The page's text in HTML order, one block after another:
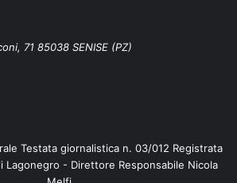
71 85038 SENISE (PZ)
Testata giornalistica n. 03/012 Registrata
Lagonegro - Direttore Responsabile Nicola